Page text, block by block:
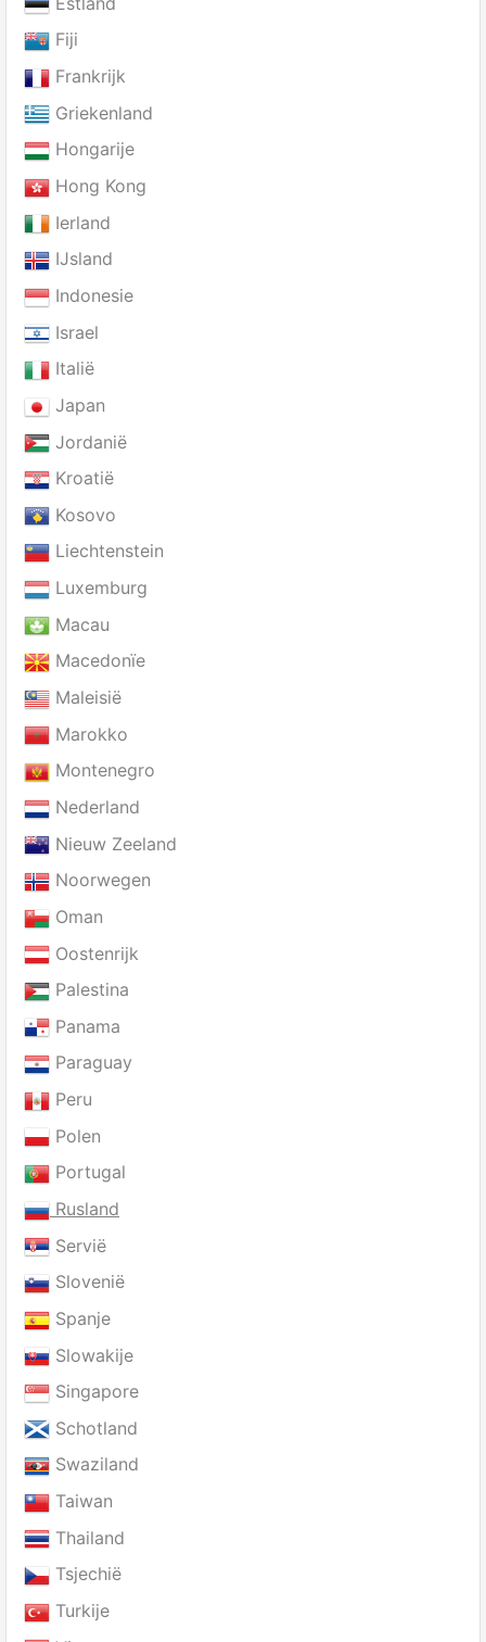
Fiji
Frankrijk
Griekenland
Hongarije
Hong Kong
Ierland
IJsland
Indonesie
Israel
Italië
Japan
Jordanië
Kroatië
Kosovo
Liechtenstein
Luxemburg
Macau
Macedonïe
Maleisië
Marokko
Montenegro
Nederland
Nieuw Zeeland
Noorwegen
Oman
Oostenrijk
Palestina
Panama
Paraguay
Peru
Polen
Portugal
Rusland
Servië
Slovenië
Spanje
Slowakije
Singapore
Schotland
Swaziland
Taiwan
Thailand
Tsjechië
Turkije